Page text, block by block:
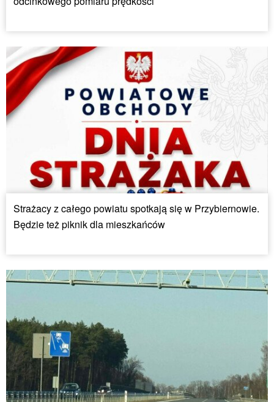
Strażacy z całego powiatu spotkają się w Przybiernowie.
Będzie też piknik dla mieszkańców